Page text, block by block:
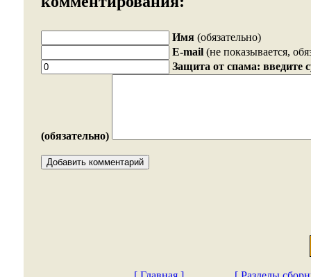
Имя (обязательно)
E-mail (не показывается,
Защита от спама: введите
(обязательно)